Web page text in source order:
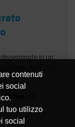
in un
Eyton
contenuti
social
tuo utilizzo
social